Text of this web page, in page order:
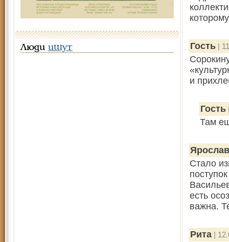
Люди ищут Гость |
и
Гость
Там
Стало
есть
важна.
Рита |